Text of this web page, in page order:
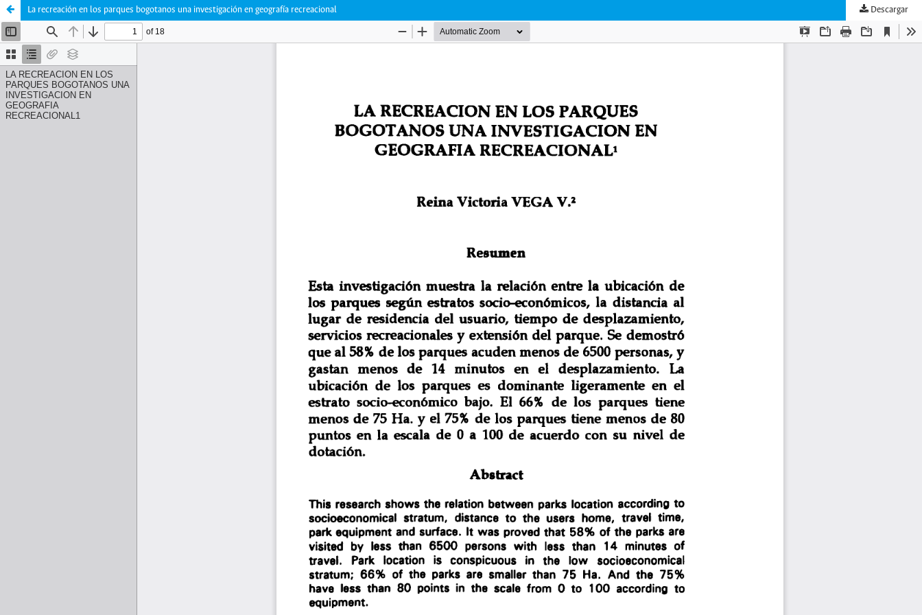
La recreación en los parques bogotanos una investigación en geografía recreacional Descargar